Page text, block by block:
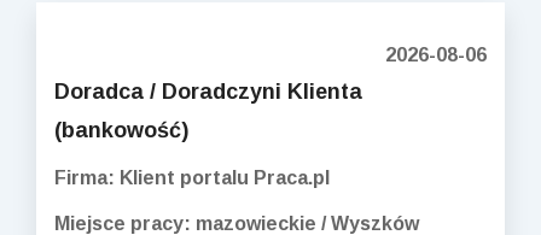
2026-08-06
Doradca / Doradczyni Klienta
(bankowość)
Firma: Klient portalu Praca.pl
Miejsce pracy: mazowieckie / Wyszków